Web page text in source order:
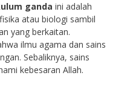
ganda ini adalah
atau biologi sambil
yang berkaitan.
ilmu agama dan sains
Sebaliknya, sains
kebesaran Allah.